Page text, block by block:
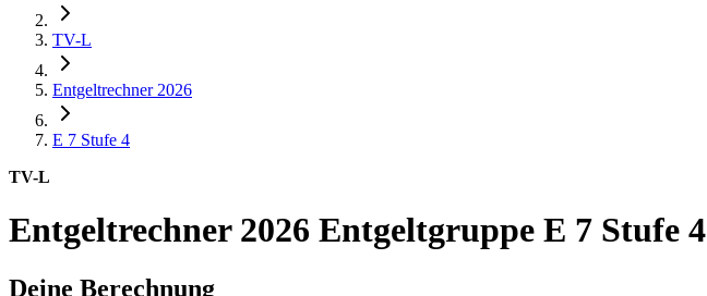
TV-L
Entgeltrechner 2026
E 7 Stufe 4
TV-L
Entgeltrechner 2026 Entgeltgruppe E 7 Stufe 4
Deine Berechnung